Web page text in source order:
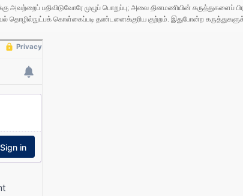
அவற்றைப் பதிவிடுவோரே முழுப் பொறுப்பு; அவை தினமணியின்
தொழில்நுட்பக் கொள்கைப்படி தண்டனைக்குரிய குற்றம். இதுபோன்ற